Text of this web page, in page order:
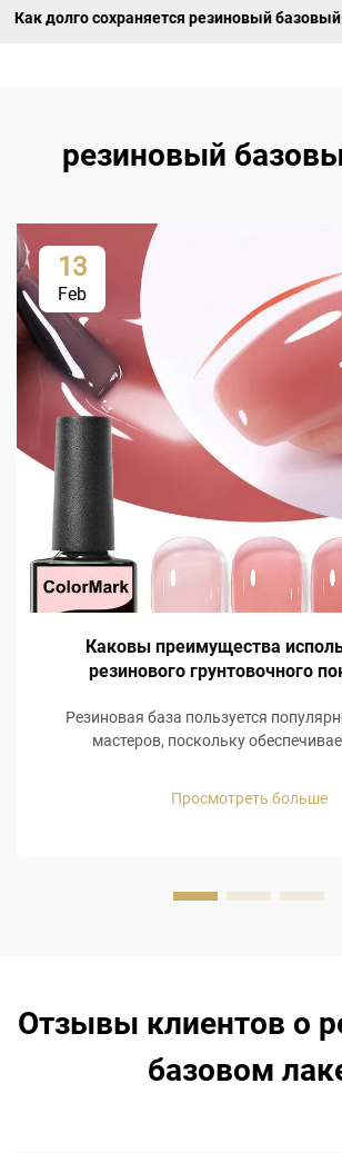
Как долго сохраняется резиновый
резиновый
13
Feb
Каковы преимущества
резинового грунтовочного
Резиновая база пользуется
мастеров, поскольку
она позволяет выполнить более
Просмотреть больше
Отзывы клиентов о
базовом